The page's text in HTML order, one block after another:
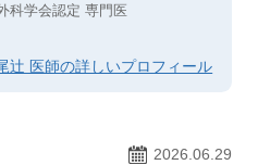
科学会認定 専門医
辻 医師の詳しいプロフィール
2026.06.29